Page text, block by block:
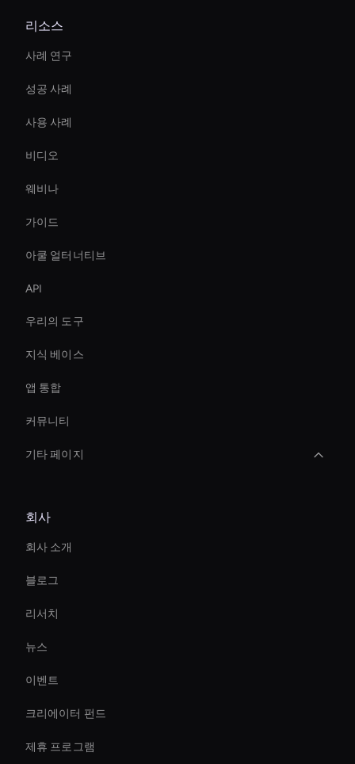
리소스
사례 연구
성공 사례
사용 사례
비디오
웨비나
가이드
아쿨 얼터너티브
API
우리의 도구
지식 베이스
앱 통합
커뮤니티
기타 페이지
AI 페이스 스왑 툴
virtual assistant for business
Agentic Ai Avatar
AI 비디오 챗봇 솔루션
Holographic Display Ai
AI 비디오 스태빌라이저 도구
Entertainment Ai Avatar
회사
회사 소개
블로그
리서치
뉴스
이벤트
크리에이터 펀드
제휴 프로그램